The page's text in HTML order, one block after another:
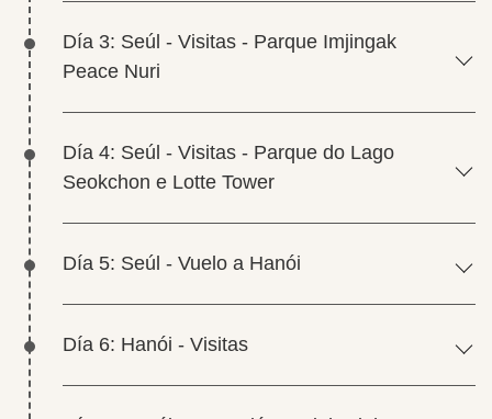
Día 3: Seúl - Visitas - Parque Imjingak
Peace Nuri
Día 4: Seúl - Visitas - Parque do Lago
Seokchon e Lotte Tower
Día 5: Seúl - Vuelo a Hanói
Día 6: Hanói - Visitas